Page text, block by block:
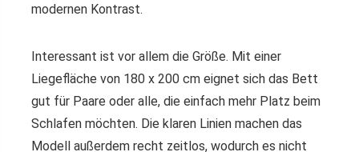
modernen Kontrast.
Interessant ist vor allem die Größe. Mit einer
Liegefläche von 180 x 200 cm eignet sich das Bett
gut für Paare oder alle, die einfach mehr Platz beim
Schlafen möchten. Die klaren Linien machen das
Modell außerdem recht zeitlos, wodurch es nicht